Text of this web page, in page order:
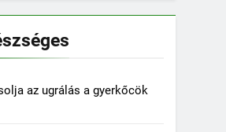
az ugrálás a gyerkőcök